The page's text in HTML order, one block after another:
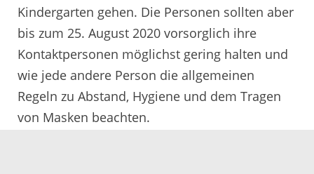
Kindergarten gehen. Die Personen sollten aber
bis zum 25. August 2020 vorsorglich ihre
Kontaktpersonen möglichst gering halten und
wie jede andere Person die allgemeinen
Regeln zu Abstand, Hygiene und dem Tragen
von Masken beachten.